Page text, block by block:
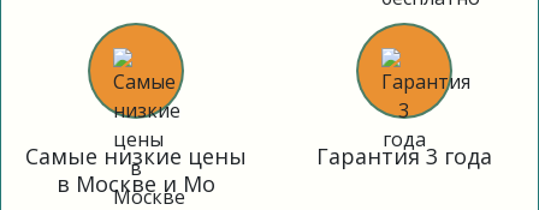
Самые низкие цены
в Москве и Мо
Гарантия 3 года